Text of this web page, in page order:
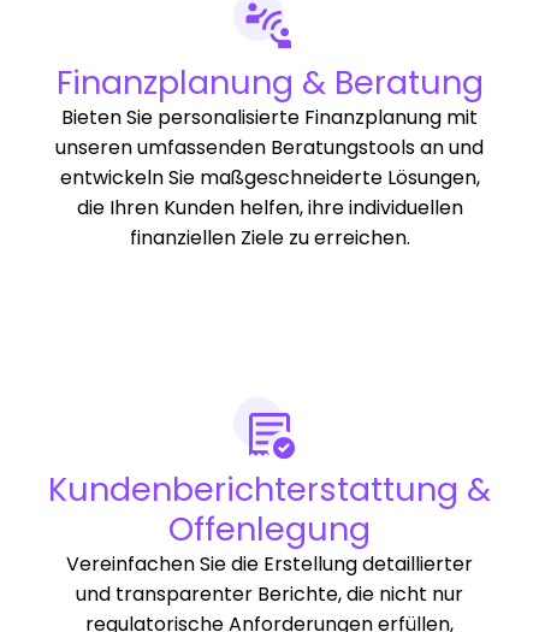
Finanzplanung & Beratung
Bieten Sie personalisierte Finanzplanung mit
unseren umfassenden Beratungstools an und
entwickeln Sie maßgeschneiderte Lösungen,
die Ihren Kunden helfen, ihre individuellen
finanziellen Ziele zu erreichen.
Kundenberichterstattung &
Offenlegung
Vereinfachen Sie die Erstellung detaillierter
und transparenter Berichte, die nicht nur
regulatorische Anforderungen erfüllen,